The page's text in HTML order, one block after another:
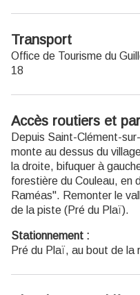
Transport
Office de Tourisme du
18
Accès routiers et
Depuis Saint-Clément-
monte au dessus du
la droite, bifuquer à
forestière du Couleau, en
Raméas". Remonter le
de la piste (Pré du Plaï).
Stationnement :
Pré du Plaï, au bout de la